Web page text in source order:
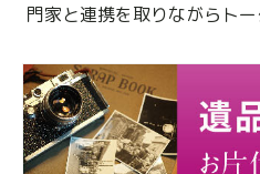
門家と連携を取りながらト